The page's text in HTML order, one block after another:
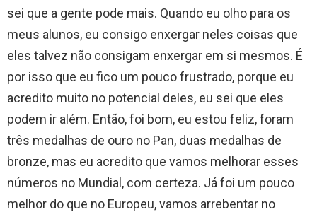
sei que a gente pode mais. Quando eu olho para os
meus alunos, eu consigo enxergar neles coisas que
eles talvez não consigam enxergar em si mesmos. É
por isso que eu fico um pouco frustrado, porque eu
acredito muito no potencial deles, eu sei que eles
podem ir além. Então, foi bom, eu estou feliz, foram
três medalhas de ouro no Pan, duas medalhas de
bronze, mas eu acredito que vamos melhorar esses
números no Mundial, com certeza. Já foi um pouco
melhor do que no Europeu, vamos arrebentar no